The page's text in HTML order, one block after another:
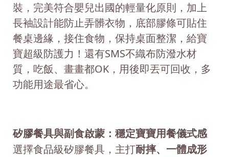
裝，完美符合嬰兒出國的輕量化原則，加上
長袖設計能防止弄髒衣物，底部膠條可貼住
餐桌邊緣，接住食物，保持桌面整潔，給寶
寶超級防護力！還有SMS不織布防潑水材
質，吃飯、畫畫都OK，用後即丟可回收，多
功能用途最省心。
矽膠餐具與副食啟蒙：穩定寶寶用餐儀式感
選擇食品級矽膠餐具，主打耐摔、一體成形